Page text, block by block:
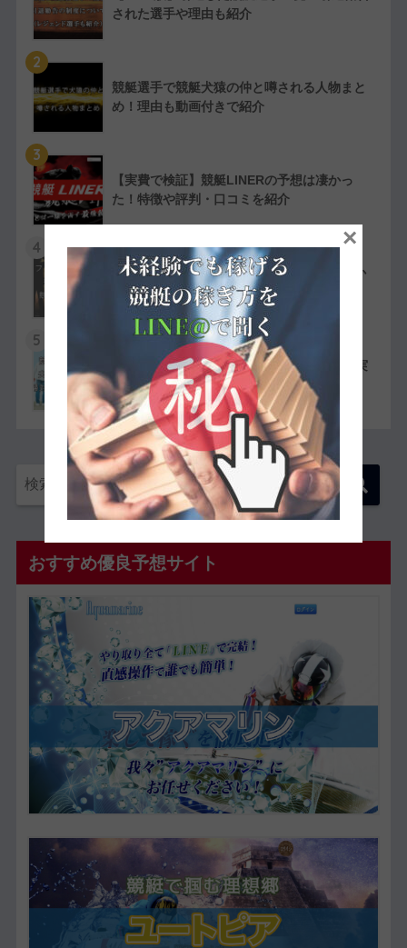
された選手や理由も紹介
2
競艇選手で競艇犬猿の仲と噂される人物まと
め！理由も動画付きで紹介
3
【実費で検証】競艇LINERの予想は凄かっ
た！特徴や評判・口コミを紹介
4
競艇選手の嫌われ者まとめ！ファン・選手か
ら嫌われている人物を紹介
5
競艇選手同士の夫婦11組一覧【夫婦対決が実
現したレースも紹介】
おすすめ優良予想サイト
×